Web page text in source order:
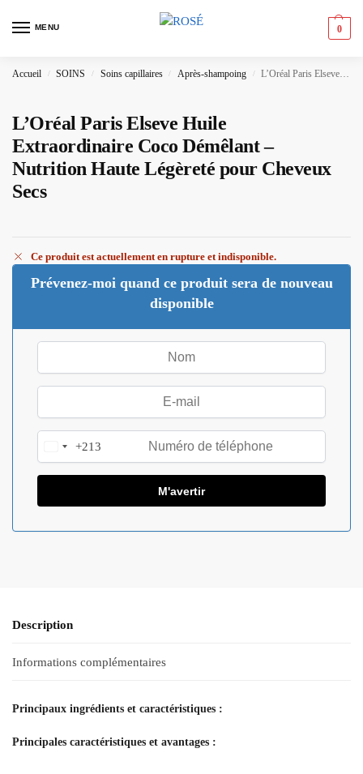
MENU 0
Accueil / SOINS / Soins capillaires / Après-shampoing / L’Oréal Paris Elseve Huile Extraordinaire Coco Démêlant – Nutrition Haute Légèreté pour Cheveux Secs
L’Oréal Paris Elseve Huile
Extraordinaire Coco Démêlant –
Nutrition Haute Légèreté pour Cheveux
Secs
Ce produit est actuellement en rupture et indisponible.
Prévenez-moi quand ce produit sera de nouveau
disponible
e
3
+213
Description
Informations complémentaires
Principaux ingrédients et caractéristiques :
Principales caractéristiques et avantages :